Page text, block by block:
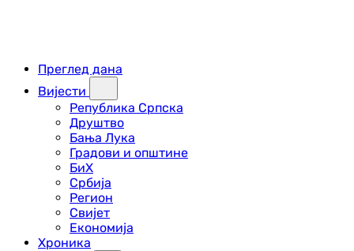
Преглед дана
Вијести
Република Српска
Друштво
Бања Лука
Градови и општине
БиХ
Србија
Регион
Свијет
Економија
Хроника